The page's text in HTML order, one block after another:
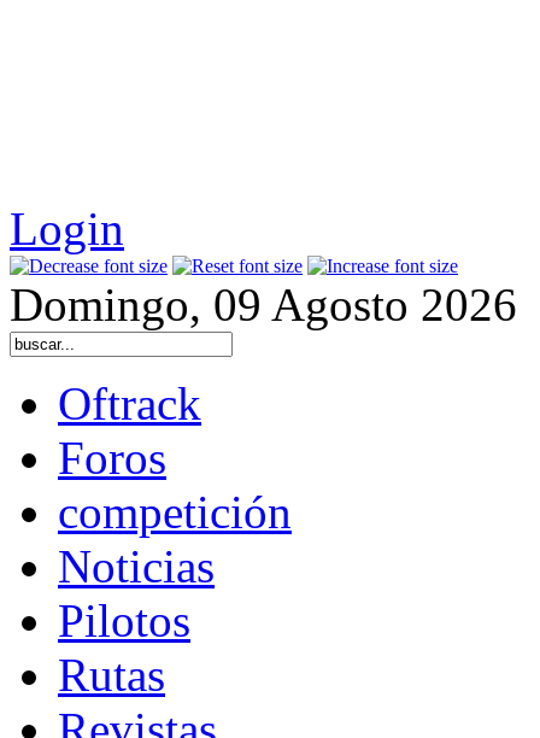
Login
Domingo, 09 Agosto 2026
Oftrack
Foros
competición
Noticias
Pilotos
Rutas